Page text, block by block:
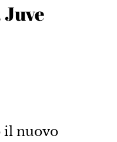
il nuovo